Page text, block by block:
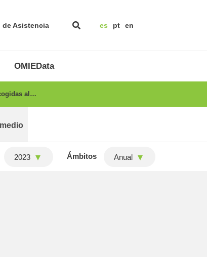
de Asistencia es pt en
OMIEData
al…
2023 Ámbitos Anual